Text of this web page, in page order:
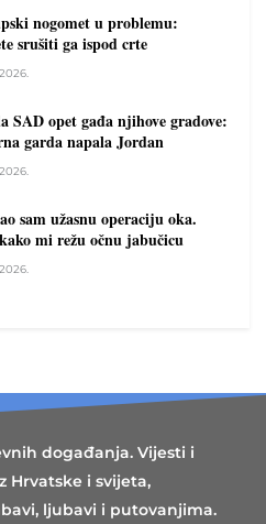
nogomet u problemu:
srušiti ga ispod crte
SAD opet gađa njihove gradove:
garda napala Jordan
sam užasnu operaciju oka.
mi režu očnu jabučicu
događanja. Vijesti i
Hrvatske i svijeta,
ljubavi i putovanjima.